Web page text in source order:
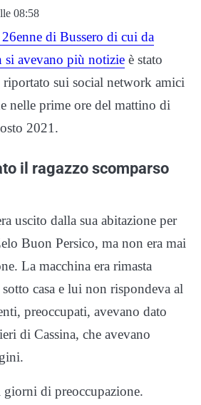
08:58
di Bussero di cui da
si avevano più notizie è stato
sui social network amici
nelle prime ore del mattino di
2021.
il ragazzo scomparso
uscito dalla sua abitazione per
Buon Persico, ma non era mai
La macchina era rimasta
casa e lui non rispondeva al
preoccupati, avevano dato
di Cassina, che avevano
di preoccupazione.